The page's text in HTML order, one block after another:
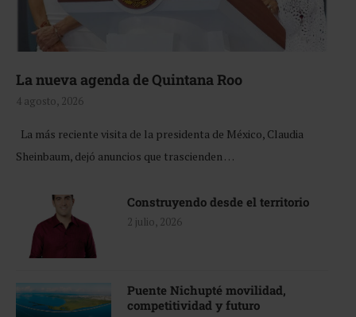
La nueva agenda de Quintana Roo
4 agosto, 2026
La más reciente visita de la presidenta de México, Claudia
Sheinbaum, dejó anuncios que trascienden …
Construyendo desde el territorio
2 julio, 2026
Puente Nichupté movilidad,
competitividad y futuro